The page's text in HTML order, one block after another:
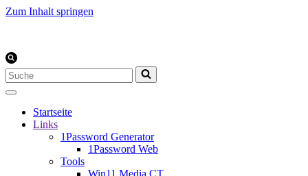
Zum Inhalt springen
Suchen
nach …
Startseite
Links
1Password Generator
1Password Web
Tools
Win11 Media CT